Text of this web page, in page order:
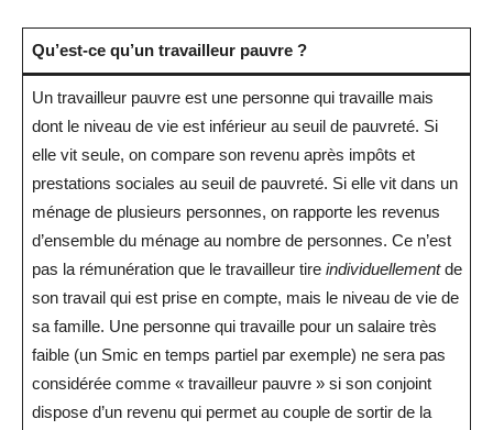
Qu’est-ce qu’un travailleur pauvre ?
Un travailleur pauvre est une personne qui travaille mais
dont le niveau de vie est inférieur au seuil de pauvreté. Si
elle vit seule, on compare son revenu après impôts et
prestations sociales au seuil de pauvreté. Si elle vit dans un
ménage de plusieurs personnes, on rapporte les revenus
d’ensemble du ménage au nombre de personnes. Ce n’est
pas la rémunération que le travailleur tire individuellementde
son travail qui est prise en compte, mais le niveau de vie de
sa famille. Une personne qui travaille pour un salaire très
faible (un Smic en temps partiel par exemple) ne sera pas
considérée comme « travailleur pauvre » si son conjoint
dispose d’un revenu qui permet au couple de sortir de la